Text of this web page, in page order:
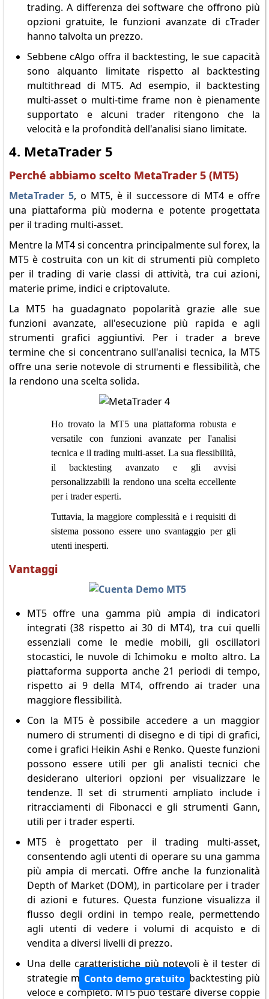
trading. A differenza dei software che offrono più
opzioni gratuite, le funzioni avanzate di cTrader
hanno talvolta un prezzo.
Sebbene cAlgo offra il backtesting, le sue capacità
sono alquanto limitate rispetto al backtesting
multithread di MT5. Ad esempio, il backtesting
multi-asset o multi-time frame non è pienamente
supportato e alcuni trader ritengono che la
velocità e la profondità dell'analisi siano limitate.
4. MetaTrader 5
Perché abbiamo scelto MetaTrader 5 (MT5)
MetaTrader 5, o MT5, è il successore di MT4 e offre
una piattaforma più moderna e potente progettata
per il trading multi-asset.
Mentre la MT4 si concentra principalmente sul forex, la
MT5 è costruita con un kit di strumenti più completo
per il trading di varie classi di attività, tra cui azioni,
materie prime, indici e criptovalute.
La MT5 ha guadagnato popolarità grazie alle sue
funzioni avanzate, all'esecuzione più rapida e agli
strumenti grafici aggiuntivi. Per i trader a breve
termine che si concentrano sull'analisi tecnica, la MT5
offre una serie notevole di strumenti e flessibilità, che
la rendono una scelta solida.
Ho trovato la MT5 una piattaforma robusta e
versatile con funzioni avanzate per l'analisi
tecnica e il trading multi-asset. La sua flessibilità,
il backtesting avanzato e gli avvisi
personalizzabili la rendono una scelta eccellente
per i trader esperti.
Tuttavia, la maggiore complessità e i requisiti di
sistema possono essere uno svantaggio per gli
utenti inesperti.
Vantaggi
MT5 offre una gamma più ampia di indicatori
integrati (38 rispetto ai 30 di MT4), tra cui quelli
essenziali come le medie mobili, gli oscillatori
stocastici, le nuvole di Ichimoku e molto altro. La
piattaforma supporta anche 21 periodi di tempo,
rispetto ai 9 della MT4, offrendo ai trader una
maggiore flessibilità.
Con la MT5 è possibile accedere a un maggior
numero di strumenti di disegno e di tipi di grafici,
come i grafici Heikin Ashi e Renko. Queste funzioni
possono essere utili per gli analisti tecnici che
desiderano ulteriori opzioni per visualizzare le
tendenze. Il set di strumenti ampliato include i
ritracciamenti di Fibonacci e gli strumenti Gann,
utili per i trader esperti.
MT5 è progettato per il trading multi-asset,
consentendo agli utenti di operare su una gamma
più ampia di mercati. Offre anche la funzionalità
Depth of Market (DOM), in particolare per i trader
di azioni e futures. Questa funzione visualizza il
flusso degli ordini in tempo reale, permettendo
agli utenti di vedere i volumi di acquisto e di
vendita a diversi livelli di prezzo.
Una delle caratteristiche più notevoli è il tester di
strategie multithread, che rende il backtesting più
veloce e completo. MT5 può testare diverse coppie
Conto demo gratuito